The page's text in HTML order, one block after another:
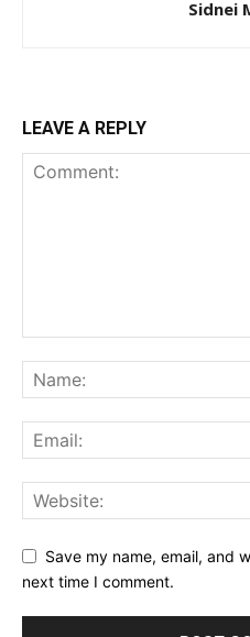
Sidnei
LEAVE A REPLY
Save my name, email, and
next time I comment.